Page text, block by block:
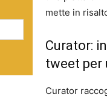
mette in
Curator:
tweet per
Curator